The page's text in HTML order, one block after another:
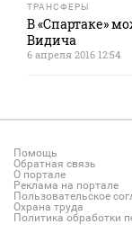
ТРАНСФЕРЫ
В «Спартаке»
Видича
6 апреля 2016 12:54
Помощь
Обратная связь
О портале
Реклама на портале
Пользовательское
Охрана труда
Политика обработки